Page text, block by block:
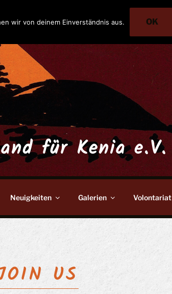
für Kenia e.V.
Neuigkeiten Galerien Volontariat
US
wir von deinem Einverständnis aus. OK